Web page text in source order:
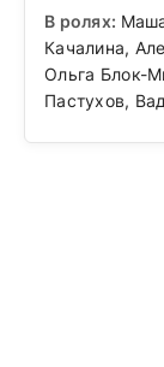
В ролях:
Качалина,
Ольга Блок-
Пастухов,